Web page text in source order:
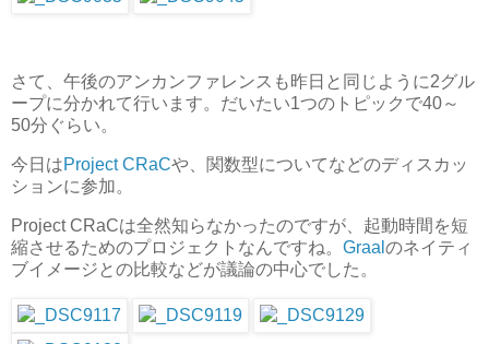
さて、午後のアンカンファレンスも昨日と同じように2グル
ープに分かれて行います。だいたい1つのトピックで40～
50分ぐらい。
今日はProject CRaCや、関数型についてなどのディスカッ
ションに参加。
Project CRaCは全然知らなかったのですが、起動時間を短
縮させるためのプロジェクトなんですね。 Graal のネイティ
ブイメージとの比較などが議論の中心でした。